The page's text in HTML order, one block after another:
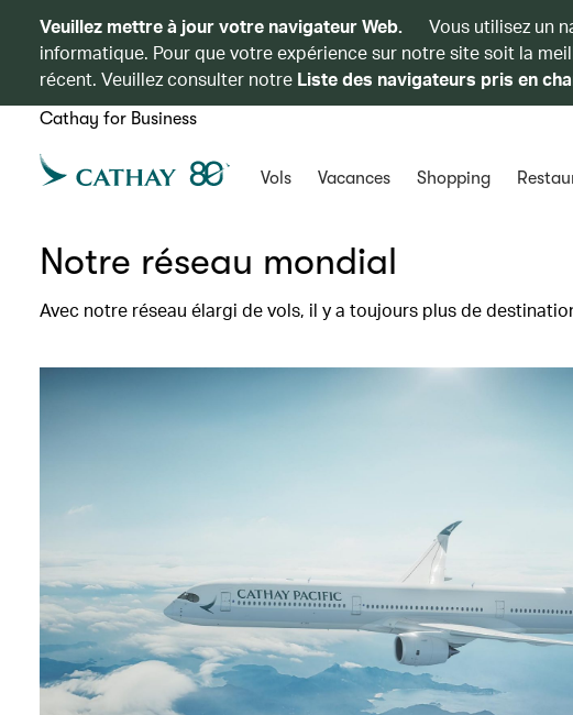
Veuillez mettre à jour votre navigateur Web.
Vous utilisez un
informatique. Pour que votre expérience sur notre site soit la
récent. Veuillez consulter notre Liste des navigateurs pris en
Cathay for Business
Vols Vacances Shopping
Notre réseau mondial
Avec notre réseau élargi de vols, il y a toujours plus de